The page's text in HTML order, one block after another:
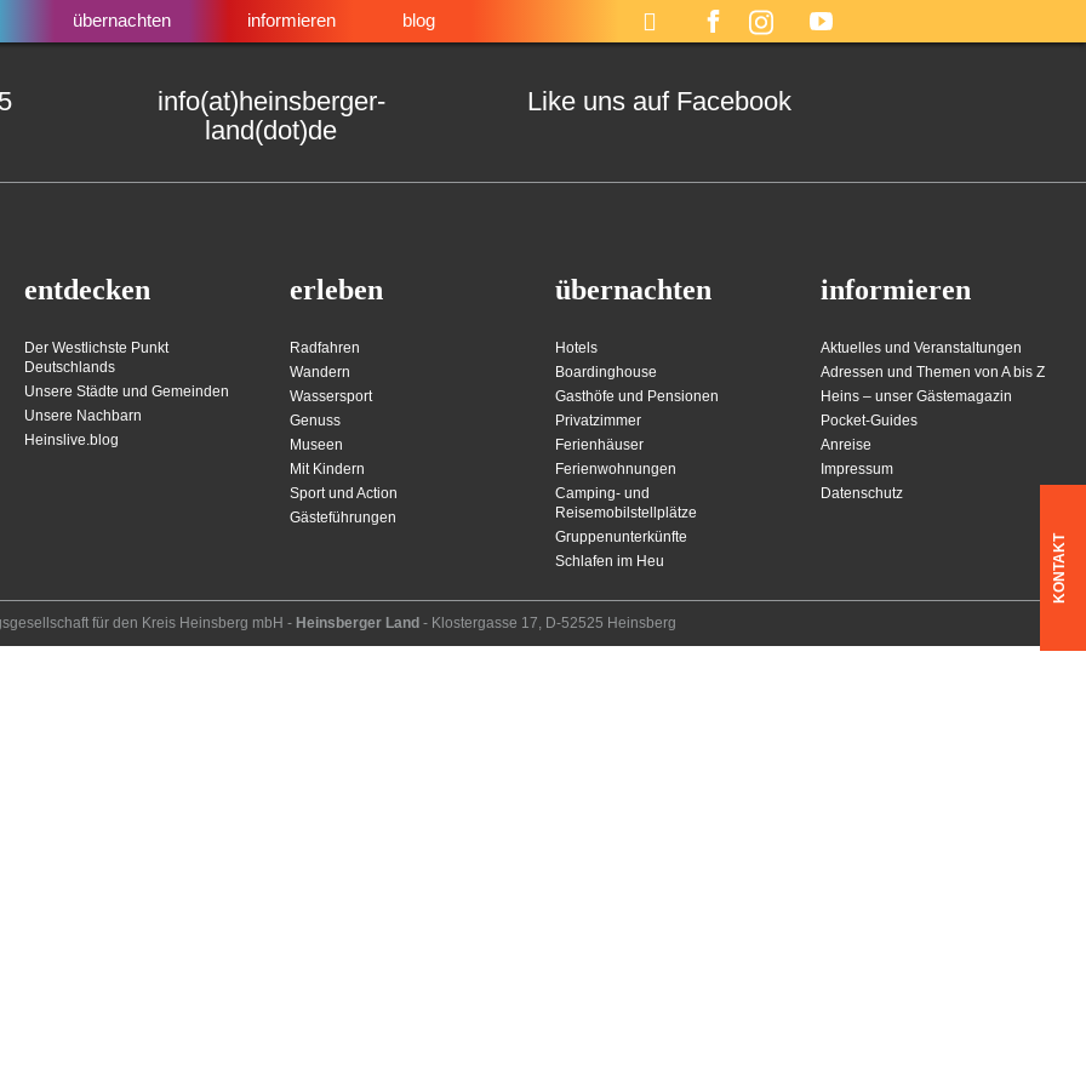
übernachten informieren blog
KONTAKT
info(at)heinsberger-
land(dot)de
Like uns auf Facebook
entdecken
Der Westlichste Punkt
Deutschlands
Unsere Städte und Gemeinden
Unsere Nachbarn
Heinslive.blog
erleben
Radfahren
Wandern
Wassersport
Genuss
Museen
Mit Kindern
Sport und Action
Gästeführungen
übernachten
Hotels
Boardinghouse
Gasthöfe und Pensionen
Privatzimmer
Ferienhäuser
Ferienwohnungen
Camping- und
Reisemobilstellplätze
Gruppenunterkünfte
Schlafen im Heu
informieren
Aktuelles und Veranstaltungen
Adressen und Themen von A bis Z
Heins – unser Gästemagazin
Pocket-Guides
Anreise
Impressum
Datenschutz
für den Kreis Heins­berg mbH - Heinsberger Land - Kloster­gasse 17, D-52525 Heinsberg